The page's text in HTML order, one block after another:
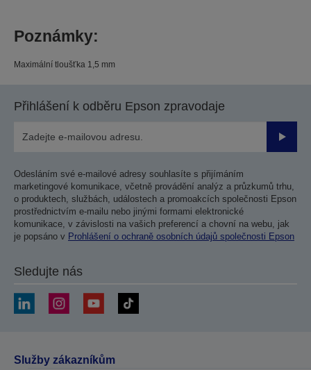
Poznámky:
Maximální tloušťka 1,5 mm
Přihlášení k odběru Epson zpravodaje
Odesláním své e-mailové adresy souhlasíte s přijímáním
marketingové komunikace, včetně provádění analýz a průzkumů trhu,
o produktech, službách, událostech a promoakcích společnosti Epson
prostřednictvím e-mailu nebo jinými formami elektronické
komunikace, v závislosti na vašich preferencí a chovní na webu, jak
je popsáno v Prohlášení o ochraně osobních údajů společnosti Epson
Sledujte nás
Služby zákazníkům